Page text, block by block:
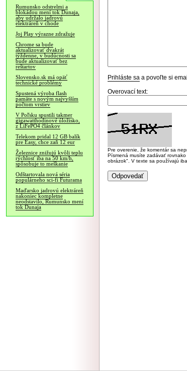
Rumunsko odstrelmi a
blokádou mení tok Dunaja,
aby udržalo jadrovú
elektráreň v chode
Joj Play výrazne zdražuje
Chrome sa bude
aktualizovať dvakrát
týždenne, v budúcnosti sa
bude aktualizovať bez
reštartov
Slovensko.sk má opäť
technické problémy
Spustená výroba flash
pamäte s novým najvyšším
počtom vrstiev
V Poľsku spustili takmer
gigawatthodinové úložisko,
z LiFePO4 článkov
Telekom pridal 12 GB balík
pre Easy, chce zaň 12 eur
Železnice znižujú kvôli teplu
rýchlosť iba na 50 km/h,
spôsobuje to meškanie
Odštartovala nová séria
populárneho sci-fi Futurama
Maďarsko jadrovú elektráreň
nakoniec kompletne
neodstavilo, Rumunsko mení
tok Dunaja
Prihláste sa a povoľte si
Overovací text:
Pre overenie, že komentár sa
Písmená musíte zadávať
obrázok". V texte sa používajú